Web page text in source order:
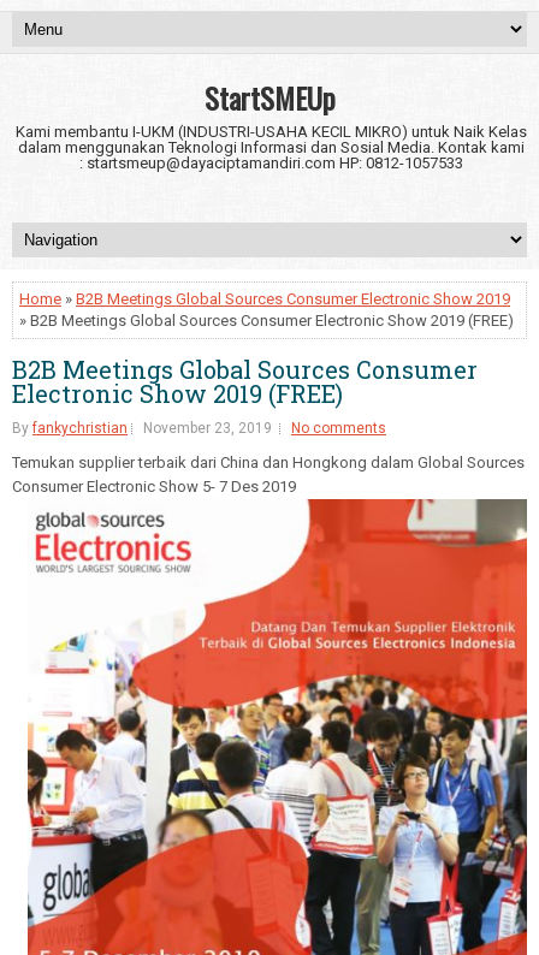
StartSMEUp
Kami membantu I-UKM (INDUSTRI-USAHA KECIL MIKRO) untuk Naik Kelas
dalam menggunakan Teknologi Informasi dan Sosial Media. Kontak kami
: startsmeup@dayaciptamandiri.com HP: 0812-1057533
Home » B2B Meetings Global Sources Consumer Electronic Show 2019
» B2B Meetings Global Sources Consumer Electronic Show 2019 (FREE)
B2B Meetings Global Sources Consumer
Electronic Show 2019 (FREE)
Byfankychristian November 23, 2019 No comments
Temukan supplier terbaik dari China dan Hongkong dalam Global Sources
Consumer Electronic Show 5- 7 Des 2019